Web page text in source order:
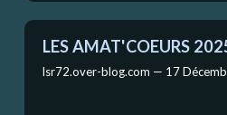
LES AMAT'COEURS
lsr72.over-blog.com — 17